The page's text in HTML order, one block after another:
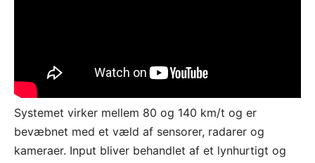
Systemet virker mellem 80 og 140 km/t og er
bevæbnet med et væld af sensorer, radarer og
kameraer. Input bliver behandlet af et lynhurtigt og